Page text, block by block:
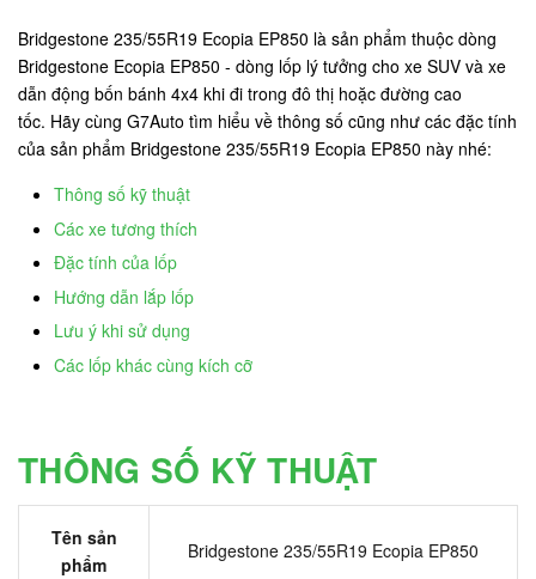
Bridgestone 235/55R19 Ecopia EP850 là sản phẩm thuộc dòng
Bridgestone Ecopia EP850 - dòng lốp lý tưởng cho xe SUV và xe
dẫn động bốn bánh 4x4 khi đi trong đô thị hoặc đường cao
tốc. Hãy cùng G7Auto tìm hiểu về thông số cũng như các đặc tính
của sản phẩm Bridgestone 235/55R19 Ecopia EP850 này nhé:
Thông số kỹ thuật
Các xe tương thích
Đặc tính của lốp
Hướng dẫn lắp lốp
Lưu ý khi sử dụng
Các lốp khác cùng kích cỡ
THÔNG SỐ KỸ THUẬT
Tên sản
phẩm
Bridgestone 235/55R19 Ecopia EP850